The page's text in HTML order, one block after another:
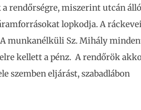
rendőrségre, miszerint utcán
lopkodja. A
munkanélküli Sz. Mihály
kellett a pénz. A rendőrök
szemben eljárást, szabadlábon